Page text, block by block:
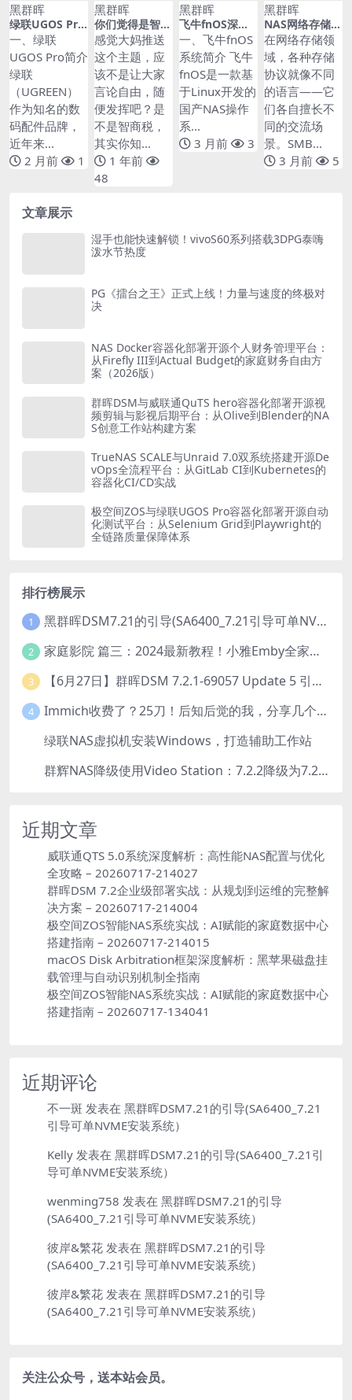
黑群晖
绿联UGOS Pro
入门到精通：新
一代NAS系统的
极致体验与实践
– 20260616-00
1715
一、绿联
UGOS Pro简介
绿联
（UGREEN）
作为知名的数
码配件品牌，
近年来...
2 月前
1
黑群晖
你们觉得是智商
税么
感觉大妈推送
这个主题，应
该不是让大家
言论自由，随
便发挥吧？是
不是智商税，
其实你知...
1 年前
48
黑群晖
飞牛fnOS深度
实战：打造专业
级家庭云存储服
务器完整指南 –
20260517-013
644
一、飞牛fnOS
系统简介 飞牛
fnOS是一款基
于Linux开发的
国产NAS操作
系...
3 月前
3
黑群晖
NAS网络存储协
议从入门到精
通：SMB、NF
S、iSCSI与We
bDAV的全面对
比与实战配置
在网络存储领
域，各种存储
协议就像不同
的语言——它
们各自擅长不
同的交流场
景。SMB...
3 月前
5
文章展示
湿手也能快速解锁！vivoS60系列搭载3DPG泰嗨
泼水节热度
PG《擂台之王》正式上线！力量与速度的终极对
决
NAS Docker容器化部署开源个人财务管理平台：
从Firefly III到Actual Budget的家庭财务自由方
案（2026版）
群晖DSM与威联通QuTS hero容器化部署开源视
频剪辑与影视后期平台：从Olive到Blender的NA
S创意工作站构建方案
TrueNAS SCALE与Unraid 7.0双系统搭建开源De
vOps全流程平台：从GitLab CI到Kubernetes的
容器化CI/CD实战
极空间ZOS与绿联UGOS Pro容器化部署开源自动
化测试平台：从Selenium Grid到Playwright的
全链路质量保障体系
排行榜展示
1 黑群晖DSM7.21的引导(SA6400_7.21引导可单NVME安装系统）
2 家庭影院 篇三：2024最新教程！小雅Emby全家桶又是什么？它和小雅AList又有什么区别？
3 【6月27日】群晖DSM 7.2.1-69057 Update 5 引导【附半洗白序列号】
4 Immich收费了？25刀！后知后觉的我，分享几个方法DIY这款最强家庭照片管理工具
绿联NAS虚拟机安装Windows，打造辅助工作站
群辉NAS降级使用Video Station：7.2.2降级为7.2.1，也可降为其他版本
近期文章
威联通QTS 5.0系统深度解析：高性能NAS配置与优化
全攻略 – 20260717-214027
群晖DSM 7.2企业级部署实战：从规划到运维的完整解
决方案 – 20260717-214004
极空间ZOS智能NAS系统实战：AI赋能的家庭数据中心
搭建指南 – 20260717-214015
macOS Disk Arbitration框架深度解析：黑苹果磁盘挂
载管理与自动识别机制全指南
极空间ZOS智能NAS系统实战：AI赋能的家庭数据中心
搭建指南 – 20260717-134041
近期评论
不一斑 发表在 黑群晖DSM7.21的引导(SA6400_7.21
引导可单NVME安装系统）
Kelly 发表在 黑群晖DSM7.21的引导(SA6400_7.21引
导可单NVME安装系统）
wenming758 发表在 黑群晖DSM7.21的引导
(SA6400_7.21引导可单NVME安装系统）
彼岸&繁花 发表在 黑群晖DSM7.21的引导
(SA6400_7.21引导可单NVME安装系统）
彼岸&繁花 发表在 黑群晖DSM7.21的引导
(SA6400_7.21引导可单NVME安装系统）
关注公众号，送本站会员。